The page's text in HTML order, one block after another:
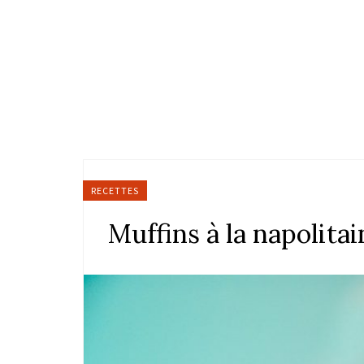
RECETTES
Muffins à la